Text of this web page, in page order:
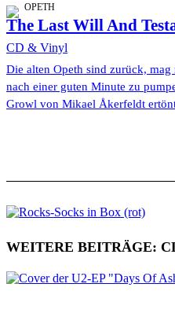
OPETH
The Last Will And
CD & Vinyl
Die alten Opeth sind zurück,
nach einer guten Minute zu
Growl von Mikael Åkerfeldt
WEITERE BEITRÄGE: